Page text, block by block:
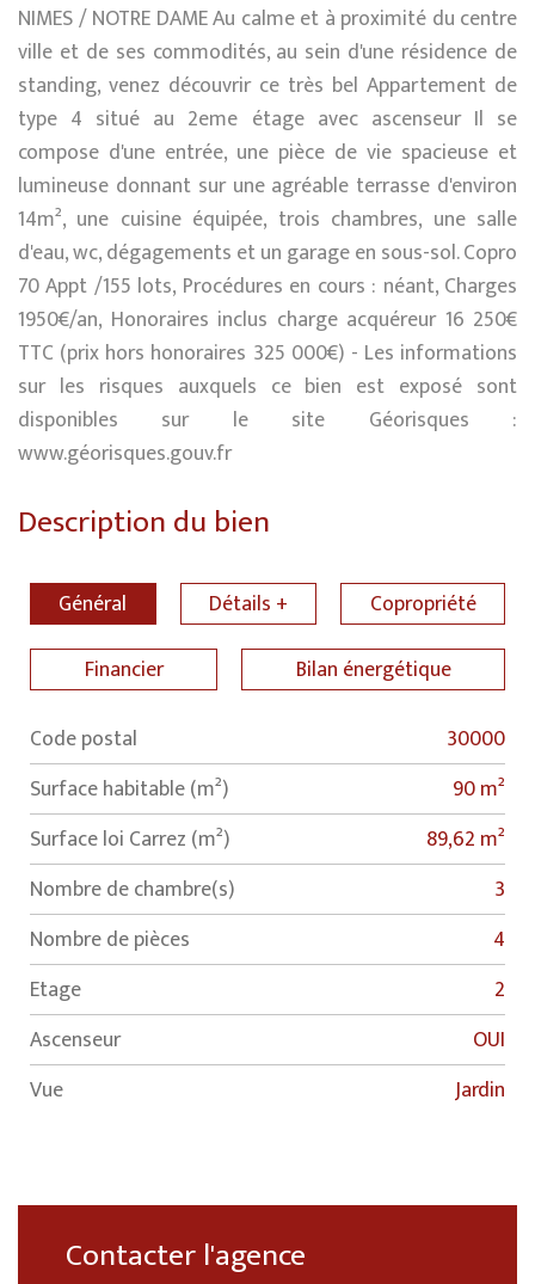
NIMES / NOTRE DAME Au calme et à proximité du centre
ville et de ses commodités, au sein d'une résidence de
standing, venez découvrir ce très bel Appartement de
type 4 situé au 2eme étage avec ascenseur Il se
compose d'une entrée, une pièce de vie spacieuse et
lumineuse donnant sur une agréable terrasse d'environ
14m², une cuisine équipée, trois chambres, une salle
d'eau, wc, dégagements et un garage en sous-sol. Copro
70 Appt /155 lots, Procédures en cours : néant, Charges
1950€/an, Honoraires inclus charge acquéreur 16 250€
TTC (prix hors honoraires 325 000€) - Les informations
sur les risques auxquels ce bien est exposé sont
disponibles sur le site Géorisques :
www.géorisques.gouv.fr
Description du bien
Général Détails +
Copropriété
Financier
Bilan énergétique
Label Value
Code postal
30000
Surface habitable (m²)
90 m²
Surface loi Carrez (m²)
89,62 m²
Nombre de chambre(s)
3
Nombre de pièces
4
Etage
2
Ascenseur
OUI
Vue
Jardin
Contacter l'agence